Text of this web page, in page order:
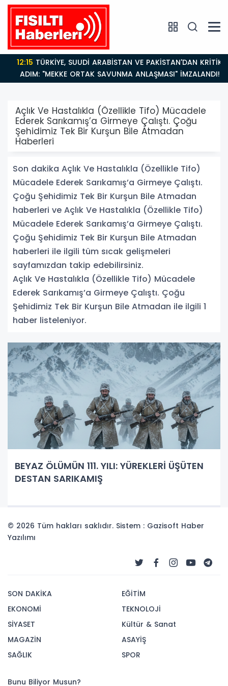
12:15TÜRKİYE, SUUDİ ARABİSTAN VE PAKİSTAN'DAN KRİTİK
ADIM: "MEKKE ORTAK SAVUNMA ANLAŞMASI" İMZALANDI!
Açlık Ve Hastalıkla (Özellikle Tifo) Mücadele
Ederek Sarıkamış’a Girmeye Çalıştı. Çoğu
Şehidimiz Tek Bir Kurşun Bile Atmadan
Haberleri
Son dakika Açlık Ve Hastalıkla (Özellikle Tifo)
Mücadele Ederek Sarıkamış’a Girmeye Çalıştı.
Çoğu Şehidimiz Tek Bir Kurşun Bile Atmadan
haberleri ve Açlık Ve Hastalıkla (Özellikle Tifo)
Mücadele Ederek Sarıkamış’a Girmeye Çalıştı.
Çoğu Şehidimiz Tek Bir Kurşun Bile Atmadan
haberleri ile ilgili tüm sıcak gelişmeleri
sayfamızdan takip edebilirsiniz.
Açlık Ve Hastalıkla (Özellikle Tifo) Mücadele
Ederek Sarıkamış’a Girmeye Çalıştı. Çoğu
Şehidimiz Tek Bir Kurşun Bile Atmadan ile ilgili 1
haber listeleniyor.
BEYAZ ÖLÜMÜN 111. YILI: YÜREKLERİ ÜŞÜTEN
DESTAN SARIKAMIŞ
© 2026 Tüm hakları saklıdır. Sistem : Gazisoft Haber
Yazılımı
SON DAKİKA
EKONOMİ
SİYASET
MAGAZİN
SAĞLIK
EĞİTİM
TEKNOLOJİ
Kültür & Sanat
ASAYİŞ
SPOR
Bunu Biliyor Musun?